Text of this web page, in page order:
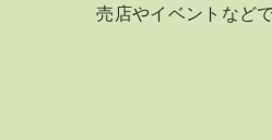
売店やイベントなど